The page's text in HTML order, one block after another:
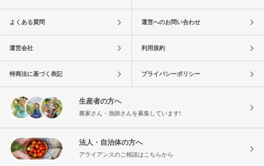
よくある質問 運営へのお問い合わせ
運営会社 利用規約
特商法に基づく表記 プライバシーポリシー
生産者の方へ
農家さん・漁師さんを募集しています!
法人・自治体の方へ
アライアンスのご相談はこちらから